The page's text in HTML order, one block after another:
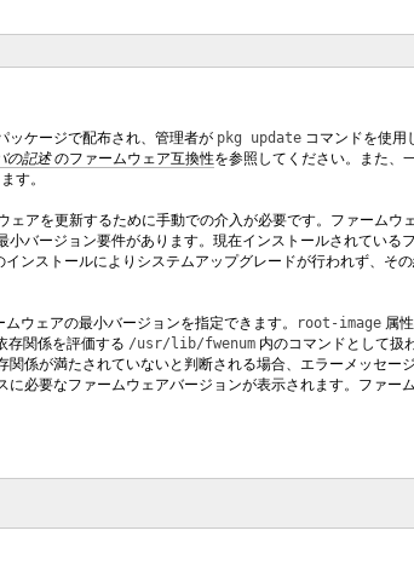
ッケージで配布され、管理者が pkg update コマンドを使用
の記述のファームウェア互換性を参照してください。また、
す。
アを更新するために手動での介入が必要です。ファームウ
バージョン要件があります。現在インストールされている
ンストールによりシステムアップグレードが行われず、そ
ウェアの最小バージョンを指定できます。 root-image 属
存関係を評価する /usr/lib/fwenum 内のコマンドとして扱
係が満たされていないと判断される場合、エラーメッセー
必要なファームウェアバージョンが表示されます。ファー